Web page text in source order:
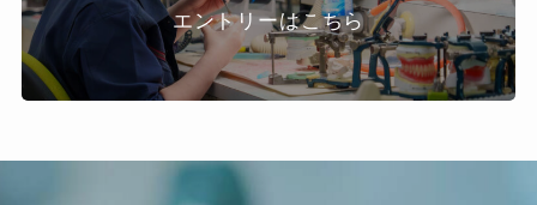
エントリーはこちら